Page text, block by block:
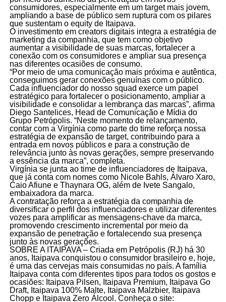
consumidores, especialmente em um target mais jovem,
ampliando a base de público sem ruptura com os pilares
que sustentam o equity de Itaipava.
O investimento em creators digitais integra a estratégia de
marketing da companhia, que tem como objetivo
aumentar a visibilidade de suas marcas, fortalecer a
conexão com os consumidores e ampliar sua presença
nas diferentes ocasiões de consumo.
“Por meio de uma comunicação mais próxima e autêntica,
conseguimos gerar conexões genuínas com o público.
Cada influenciador do nosso squad exerce um papel
estratégico para fortalecer o posicionamento, ampliar a
visibilidade e consolidar a lembrança das marcas”, afirma
Diego Santelices, Head de Comunicação e Mídia do
Grupo Petrópolis. “Neste momento de relançamento,
contar com a Virgínia como parte do time reforça nossa
estratégia de expansão de target, contribuindo para a
entrada em novos públicos e para a construção de
relevância junto às novas gerações, sempre preservando
a essência da marca”, completa.
Virgínia se junta ao time de influenciadores de Itaipava,
que já conta com nomes como Nicole Bahls, Álvaro Xaro,
Caio Afiune e Thaynara OG, além de Ivete Sangalo,
embaixadora da marca.
A contratação reforça a estratégia da companhia de
diversificar o perfil dos influenciadores e utilizar diferentes
vozes para amplificar as mensagens-chave da marca,
promovendo crescimento incremental por meio da
expansão de penetração e fortalecendo sua presença
junto às novas gerações.
SOBRE A ITAIPAVA – Criada em Petrópolis (RJ) há 30
anos, Itaipava conquistou o consumidor brasileiro e, hoje,
é uma das cervejas mais consumidas no país. A família
Itaipava conta com diferentes tipos para todos os gostos e
ocasiões: Itaipava Pilsen, Itaipava Premium, Itaipava Go
Draft, Itaipava 100% Malte, Itaipava Malzbier, Itaipava
Chopp e Itaipava Zero Álcool. Conheça o site: